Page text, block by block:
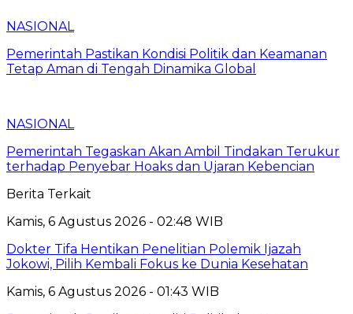
NASIONAL
Pemerintah Pastikan Kondisi Politik dan Keamanan
Tetap Aman di Tengah Dinamika Global
NASIONAL
Pemerintah Tegaskan Akan Ambil Tindakan Terukur
terhadap Penyebar Hoaks dan Ujaran Kebencian
Berita Terkait
Kamis, 6 Agustus 2026 - 02:48 WIB
Dokter Tifa Hentikan Penelitian Polemik Ijazah
Jokowi, Pilih Kembali Fokus ke Dunia Kesehatan
Kamis, 6 Agustus 2026 - 01:43 WIB